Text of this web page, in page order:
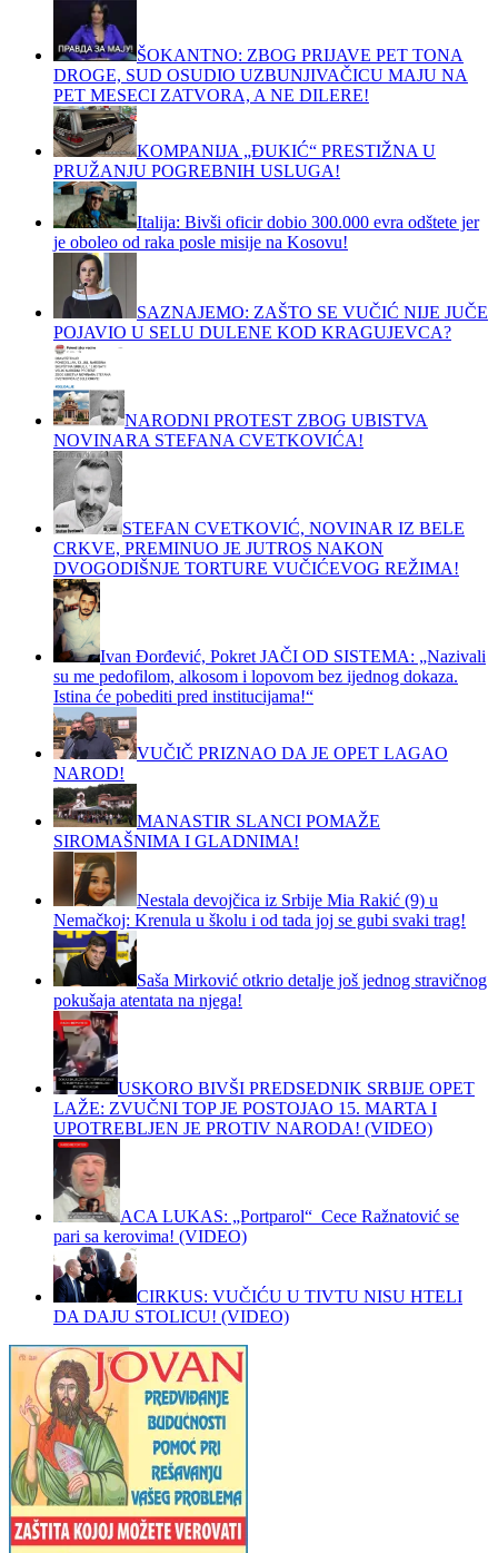
ŠOKANTNO: ZBOG PRIJAVE PET TONA
DROGE, SUD OSUDIO UZBUNJIVAČICU MAJU NA
PET MESECI ZATVORA, A NE DILERE!
KOMPANIJA „ĐUKIĆ“ PRESTIŽNA U
PRUŽANJU POGREBNIH USLUGA!
Italija: Bivši oficir dobio 300.000 evra odštete jer
je oboleo od raka posle misije na Kosovu!
SAZNAJEMO: ZAŠTO SE VUČIĆ NIJE JUČE
POJAVIO U SELU DULENE KOD KRAGUJEVCA?
NARODNI PROTEST ZBOG UBISTVA
NOVINARA STEFANA CVETKOVIĆA!
STEFAN CVETKOVIĆ, NOVINAR IZ BELE
CRKVE, PREMINUO JE JUTROS NAKON
DVOGODIŠNJE TORTURE VUČIĆEVOG REŽIMA!
Ivan Đorđević, Pokret JAČI OD SISTEMA: „Nazivali
su me pedofilom, alkosom i lopovom bez ijednog dokaza.
Istina će pobediti pred institucijama!“
VUČIČ PRIZNAO DA JE OPET LAGAO
NAROD!
MANASTIR SLANCI POMAŽE
SIROMAŠNIMA I GLADNIMA!
Nestala devojčica iz Srbije Mia Rakić (9) u
Nemačkoj: Krenula u školu i od tada joj se gubi svaki trag!
Saša Mirković otkrio detalje još jednog stravičnog
pokušaja atentata na njega!
USKORO BIVŠI PREDSEDNIK SRBIJE OPET
LAŽE: ZVUČNI TOP JE POSTOJAO 15. MARTA I
UPOTREBLJEN JE PROTIV NARODA! (VIDEO)
ACA LUKAS: „Portparol“ Cece Ražnatović se
pari sa kerovima! (VIDEO)
CIRKUS: VUČIĆU U TIVTU NISU HTELI
DA DAJU STOLICU! (VIDEO)